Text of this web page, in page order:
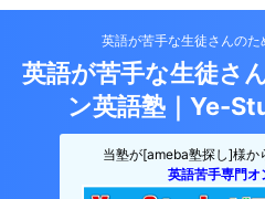
英語が苦手な生徒さんの
英語が苦手な生徒さ
ン英語塾｜Ye-
当塾が[ameba塾探し]様か
英語苦手専門オ